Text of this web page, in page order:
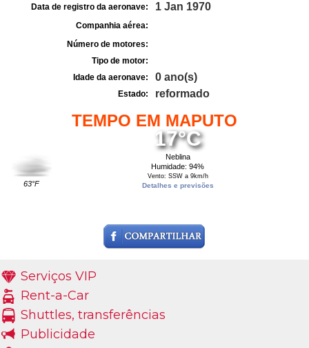
Data de registro da aeronave: 1 Jan 1970
Companhia aérea:
Número de motores:
Tipo de motor:
Idade da aeronave:
0 ano(s)
Estado: reformado
TEMPO EM MAPUTO
63°F
17°C
Neblina
Humidade: 94%
Vento: SSW a 9km/h
Detalhes e previsões
Serviços VIP
Rent-a-Car
Shuttles, transferências
Publicidade